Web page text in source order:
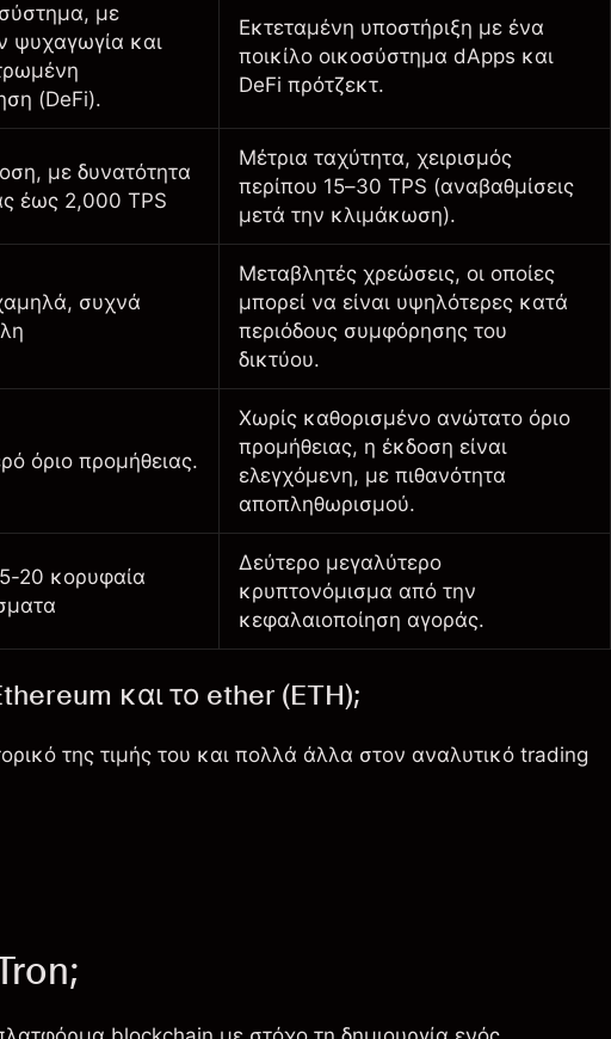
με
ψυχαγωγία και
(DeFi).
Εκτεταμένη υποστήριξη με ένα
ποικίλο οικοσύστημα dApps και
DeFi πρότζεκτ.
με δυνατότητα
έως 2,000 TPS
Μέτρια ταχύτητα, χειρισμός
περίπου 15–30 TPS (αναβαθμίσεις
μετά την κλιμάκωση).
συχνά
Μεταβλητές χρεώσεις, οι οποίες
μπορεί να είναι υψηλότερες κατά
περιόδους συμφόρησης του
δικτύου.
όριο προμήθειας.
Χωρίς καθορισμένο ανώτατο όριο
προμήθειας, η έκδοση είναι
ελεγχόμενη, με πιθανότητα
αποπληθωρισμού.
20 κορυφαία
Δεύτερο μεγαλύτερο
κρυπτονόμισμα από την
κεφαλαιοποίηση αγοράς.
και το ether (ETH);
της τιμής του και πολλά άλλα στον αναλυτικό trading